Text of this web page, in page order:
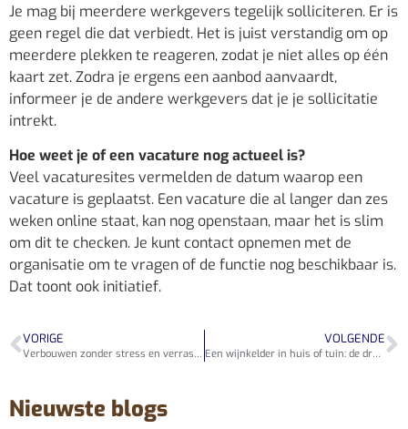
Je mag bij meerdere werkgevers tegelijk solliciteren. Er is
geen regel die dat verbiedt. Het is juist verstandig om op
meerdere plekken te reageren, zodat je niet alles op één
kaart zet. Zodra je ergens een aanbod aanvaardt,
informeer je de andere werkgevers dat je je sollicitatie
intrekt.
Hoe weet je of een vacature nog actueel is?
Veel vacaturesites vermelden de datum waarop een
vacature is geplaatst. Een vacature die al langer dan zes
weken online staat, kan nog openstaan, maar het is slim
om dit te checken. Je kunt contact opnemen met de
organisatie om te vragen of de functie nog beschikbaar is.
Dat toont ook initiatief.
VORIGE
Verbouwen zonder stress en verrassingen in je budget
VOLGENDE
Een wijnkelder in huis of tuin: de droom van elke wijnliefhebber
Nieuwste blogs